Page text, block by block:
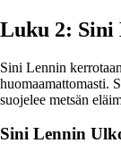
Luku 2: Sini
Sini Lennin
huomaamattomasti.
suojelee metsän
Sini Lennin